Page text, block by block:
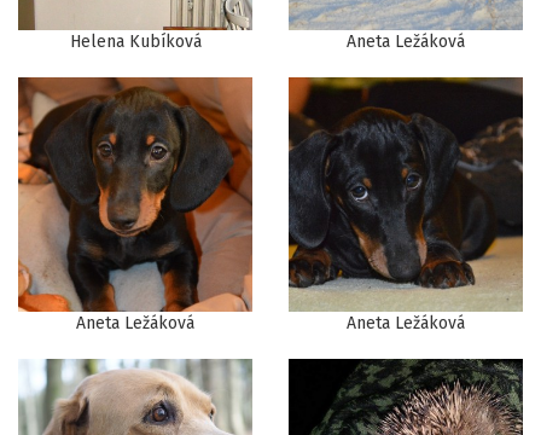
Helena Kubíková Aneta Ležáková
Aneta Ležáková Aneta Ležáková